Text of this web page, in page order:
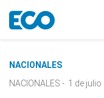
NACIONALES
NACIONALES - 1 de julio